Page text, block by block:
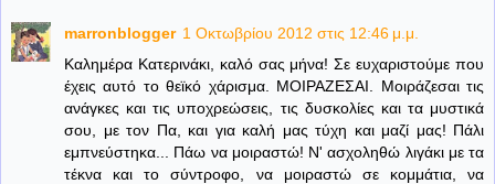
marronblogger 1 Οκτωβρίου 2012 στις 12:46 μ.μ.
Καλημέρα Κατερινάκι, καλό σας μήνα! Σε ευχαριστούμε που
έχεις αυτό το θεϊκό χάρισμα. ΜΟΙΡΑΖΕΣΑΙ. Μοιράζεσαι τις
ανάγκες και τις υποχρεώσεις, τις δυσκολίες και τα μυστικά
σου, με τον Πα, και για καλή μας τύχη και μαζί μας! Πάλι
εμπνεύστηκα... Πάω να μοιραστώ! Ν' ασχοληθώ λιγάκι με τα
τέκνα και το σύντροφο, να μοιραστώ σε κομμάτια, να